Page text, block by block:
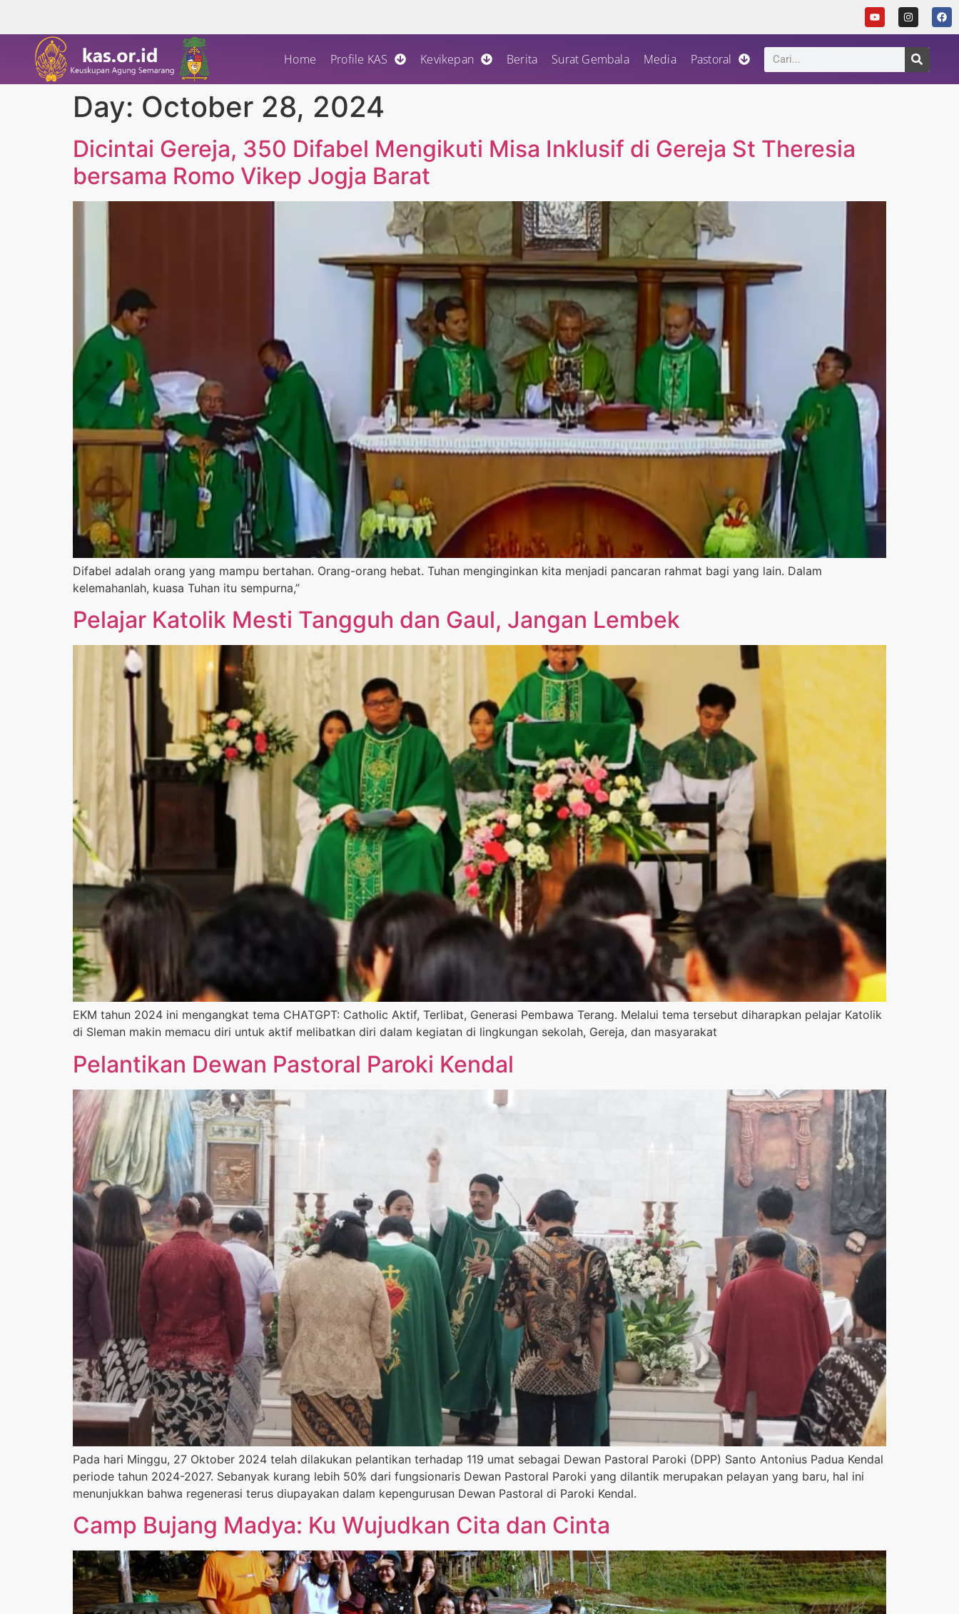
Home Profile KAS Kevikepan Berita Surat Gembala Media Pastoral
Day: October 28, 2024
Dicintai Gereja, 350 Difabel Mengikuti Misa Inklusif di Gereja St Theresia
bersama Romo Vikep Jogja Barat
Difabel adalah orang yang mampu bertahan. Orang-orang hebat. Tuhan menginginkan kita menjadi pancaran rahmat bagi yang lain. Dalam
kelemahanlah, kuasa Tuhan itu sempurna,”
Pelajar Katolik Mesti Tangguh dan Gaul, Jangan Lembek
EKM tahun 2024 ini mengangkat tema CHATGPT: Catholic Aktif, Terlibat, Generasi Pembawa Terang. Melalui tema tersebut diharapkan pelajar Katolik
di Sleman makin memacu diri untuk aktif melibatkan diri dalam kegiatan di lingkungan sekolah, Gereja, dan masyarakat
Pelantikan Dewan Pastoral Paroki Kendal
Pada hari Minggu, 27 Oktober 2024 telah dilakukan pelantikan terhadap 119 umat sebagai Dewan Pastoral Paroki (DPP) Santo Antonius Padua Kendal
periode tahun 2024-2027. Sebanyak kurang lebih 50% dari fungsionaris Dewan Pastoral Paroki yang dilantik merupakan pelayan yang baru, hal ini
menunjukkan bahwa regenerasi terus diupayakan dalam kepengurusan Dewan Pastoral di Paroki Kendal.
Camp Bujang Madya: Ku Wujudkan Cita dan Cinta